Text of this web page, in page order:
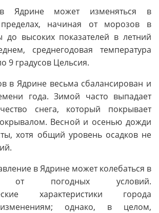
в Ядрине может изменяться в
пределах, начиная от морозов в
высоких показателей в летний
среднегодовая температура
9 градусов Цельсия.
в Ядрине весьма сбалансирован и
года. Зимой часто выпадает
снега, который покрывает
Весной и осенью дожди
хотя общий уровень осадков не
в Ядрине может колебаться в
от погодных условий.
характеристики города
однако, в целом,